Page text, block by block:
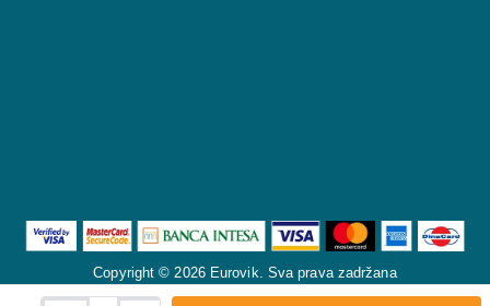
Copyright © 2026 Eurovik. Sva prava zadržana